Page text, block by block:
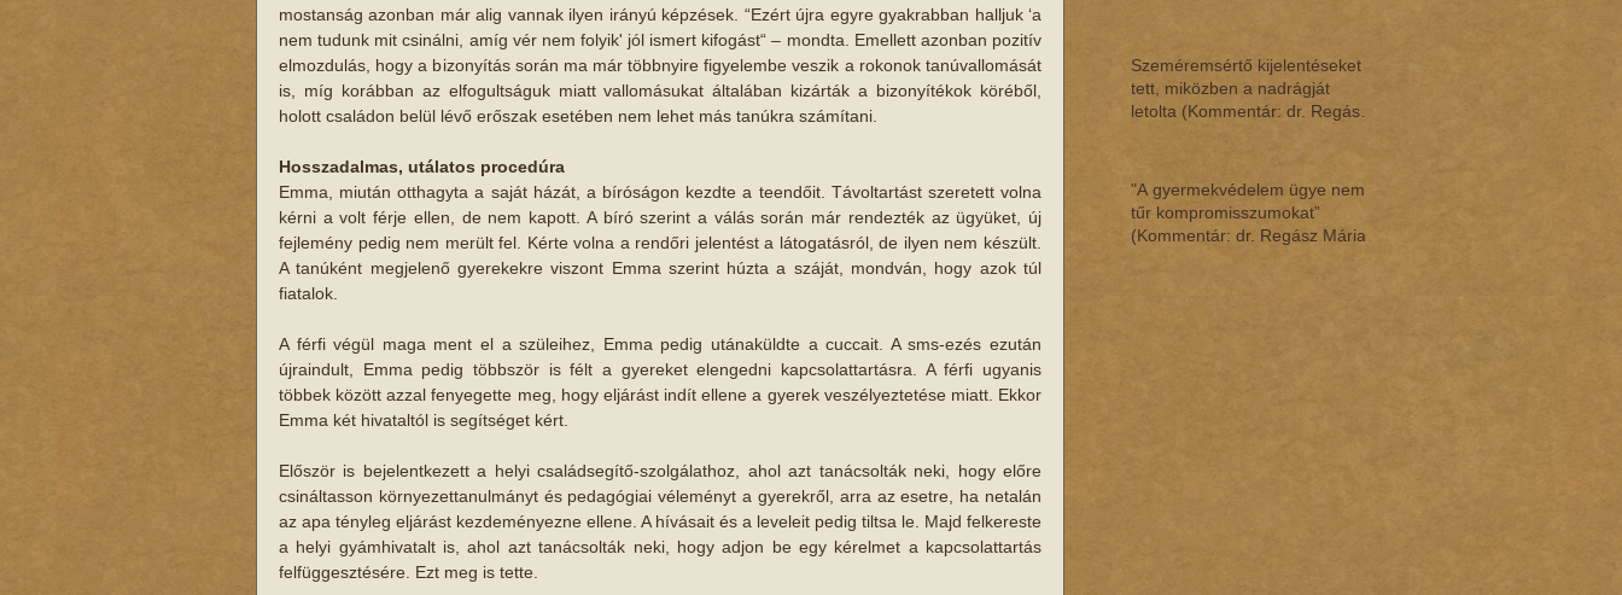
mostanság azonban már alig vannak ilyen irányú képzések. “Ezért újra egyre gyakrabban halljuk ‘a
nem tudunk mit csinálni​, amíg vér nem folyik'​​ jól ismert kifogást​“ – mondta. Emellett azonban pozitív​
elmozdulás​, hogy a bizonyítás során ma már többnyire figyelembe veszik a rokonok tanúvallomását
is, ​míg ​korábban az elfogultságuk miatt ​vallomásukat általában kizárták a bizonyítékok köréből,
holott családon belül lévő erőszak esetében nem lehet más tanúkra számítani.
Hosszadalmas, utálatos procedúra
Emma, miután otthagyta a saját házát, a bíróságon kezdte a teendőit. Távoltartást szeretett volna
kérni a volt férje ellen, de nem kapott. A bíró szerint a válás során már rendezték az ügyüket, új
fejlemény pedig nem merült fel. Kérte volna a rendőri jelentést a látogatásról, de ilyen nem készült.
A tanúként megjelenő gyerekekre viszont Emma szerint húzta a száját, mondván, hogy azok túl
fiatalok.
A férfi végül maga ment el a szüleihez, Emma pedig utánaküldte a cuccait. A sms-ezés ezután
újraindult, Emma pedig többször is félt a gyereket elengedni kapcsolattartásra. A férfi ugyanis
többek között azzal fenyegette meg, hogy eljárást indít ellene a gyerek veszélyeztetése miatt. Ekkor
Emma két hivataltól is segítséget kért.
Először is bejelentkezett a helyi családsegítő-szolgálathoz, ahol azt tanácsolták neki, hogy előre
csináltasson környezettanulmányt és pedagógiai véleményt a gyerekről, arra az esetre, ha netalán
az apa tényleg eljárást kezdeményezne ellene. A hívásait és a leveleit pedig tiltsa le. Majd felkereste
a helyi gyámhivatalt is, ahol azt tanácsolták neki, hogy adjon be egy kérelmet a kapcsolattartás
felfüggesztésére. Ezt meg is tette.
Szeméremsértő kijelentéseket
tett, miközben a nadrágját
letolta (Kommentár: dr. Regász
"A gyermekvédelem ügye nem
tűr kompromisszumokat”
(Kommentár: dr. Regász Mária)